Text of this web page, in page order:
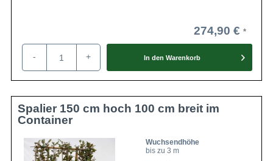
274,90 €
- + In den Warenkorb
Spalier 150 cm hoch 100 cm breit im
Container
Wuchsendhöhe
bis zu 3 m